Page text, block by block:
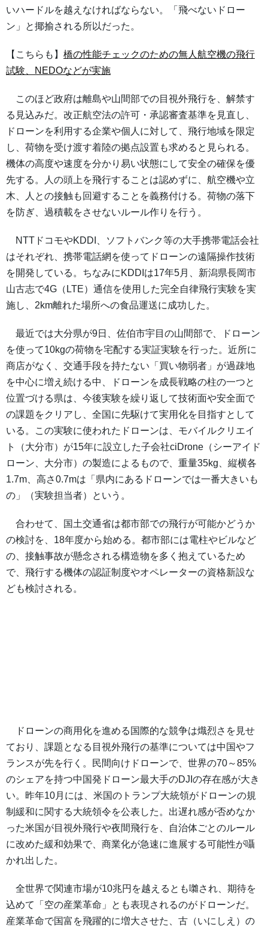
いハードルを越えなければならない。「飛べないドロー
ン」と揶揄される所以だった。
【こちらも】 橋の性能チェックのための無人航空機の飛行
試験、NEDOなどが実施
このほど政府は離島や山間部での目視外飛行を、解禁す
る見込みだ。改正航空法の許可・承認審査基準を見直し、
ドローンを利用する企業や個人に対して、飛行地域を限定
し、荷物を受け渡す着陸の拠点設置も求めると見られる。
機体の高度や速度を分かり易い状態にして安全の確保を優
先する。人の頭上を飛行することは認めずに、航空機や立
木、人との接触も回避することを義務付ける。荷物の落下
を防ぎ、過積載をさせないルール作りを行う。
NTTドコモやKDDI、ソフトバンク等の大手携帯電話会社
はそれぞれ、携帯電話網を使ってドローンの遠隔操作技術
を開発している。ちなみにKDDIは17年5月、新潟県長岡市
山古志で4G（LTE）通信を使用した完全自律飛行実験を実
施し、2km離れた場所への食品運送に成功した。
最近では大分県が9日、佐伯市宇目の山間部で、ドローン
を使って10kgの荷物を宅配する実証実験を行った。近所に
商店がなく、交通手段を持たない「買い物弱者」が過疎地
を中心に増え続ける中、ドローンを成長戦略の柱の一つと
位置づける県は、今後実験を繰り返して技術面や安全面で
の課題をクリアし、全国に先駆けて実用化を目指すとして
いる。この実験に使われたドローンは、モバイルクリエイ
ト（大分市）が15年に設立した子会社ciDrone（シーアイド
ローン、大分市）の製造によるもので、重量35kg、縦横各
1.7m、高さ0.7mは「県内にあるドローンでは一番大きいも
の」（実験担当者）という。
合わせて、国土交通省は都市部での飛行が可能かどうか
の検討を、18年度から始める。都市部には電柱やビルなど
の、接触事故が懸念される構造物を多く抱えているため
で、飛行する機体の認証制度やオペレーターの資格新設な
ども検討される。
ドローンの商用化を進める国際的な競争は熾烈さを見せ
ており、課題となる目視外飛行の基準については中国やフ
ランスが先を行く。民間向けドローンで、世界の70～85%
のシェアを持つ中国発ドローン最大手のDJIの存在感が大き
い。昨年10月には、米国のトランプ大統領がドローンの規
制緩和に関する大統領令を公表した。出遅れ感が否めなか
った米国が目視外飛行や夜間飛行を、自治体ごとのルール
に改めた緩和効果で、商業化が急速に進展する可能性が囁
かれ出した。
全世界で関連市場が10兆円を越えるとも囃され、期待を
込めて「空の産業革命」とも表現されるのがドローンだ。
産業革命で国富を飛躍的に増大させた、古（いにしえ）の